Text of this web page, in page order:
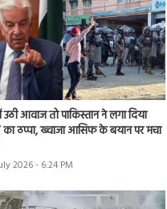
आवाज तो पाकिस्तान ने लगा दिया
का ठप्पा, ख्वाजा आसिफ के बयान पर मचा
2026 - 6:24 PM